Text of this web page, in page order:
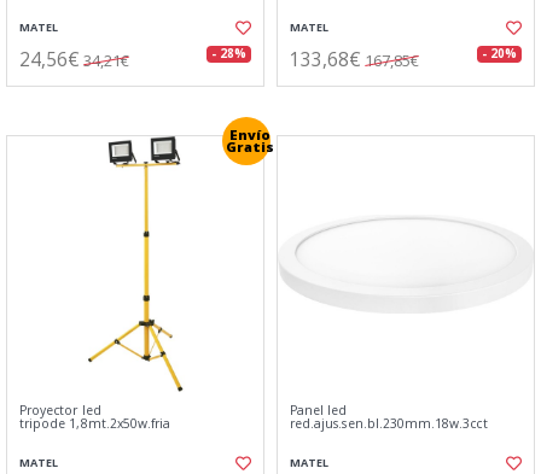
MATEL
24,56€ 34,21€ - 28%
MATEL
133,68€ 167,85€ - 20%
Envío
Gratis
Proyector led
tripode 1,8mt.2x50w.fria
MATEL
Panel led
red.ajus.sen.bl.230mm.18w.3cct
MATEL